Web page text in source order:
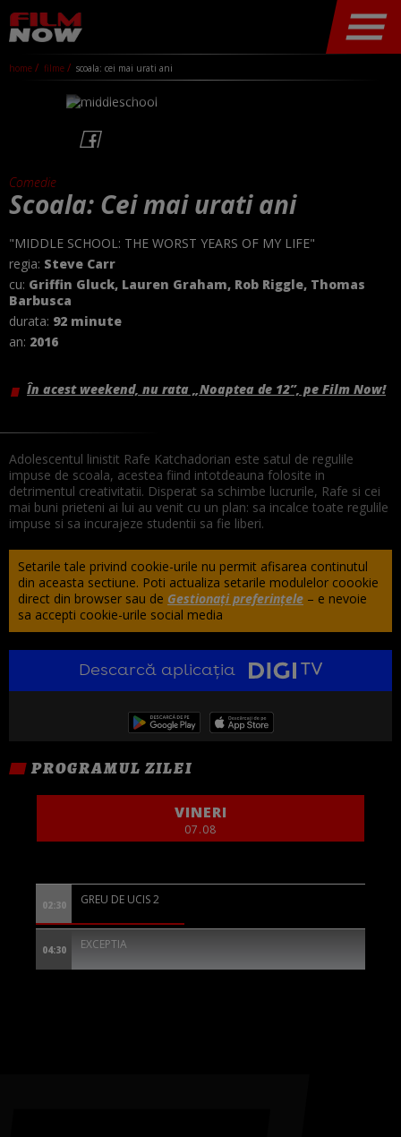
home filme scoala: cei mai urati ani
Comedie
Scoala: Cei mai urati ani
"MIDDLE SCHOOL: THE WORST YEARS OF MY LIFE"
regia: Steve Carr
cu: Griffin Gluck, Lauren Graham, Rob Riggle, Thomas
Barbusca
durata: 92 minute
an: 2016
În acest weekend, nu rata „Noaptea de 12”, pe Film Now!
Adolescentul linistit Rafe Katchadorian este satul de regulile
impuse de scoala, acestea fiind intotdeauna folosite in
detrimentul creativitatii. Disperat sa schimbe lucrurile, Rafe si cei
mai buni prieteni ai lui au venit cu un plan: sa incalce toate regulile
impuse si sa incurajeze studentii sa fie liberi.
Setarile tale privind cookie-urile nu permit afisarea continutul
din aceasta sectiune. Poti actualiza setarile modulelor coookie
direct din browser sau de Gestionați preferințele – e nevoie
sa accepti cookie-urile social media
Descarcă aplicația
PROGRAMUL ZILEI
VINERI
07.08
02:30 GREU DE UCIS 2
04:30 EXCEPTIA